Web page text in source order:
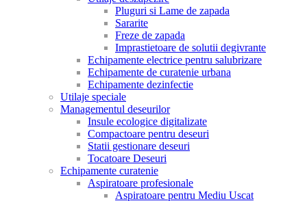
Pluguri si Lame de zapada
Sararite
Freze de zapada
Imprastietoare de solutii degivrante
Echipamente electrice pentru salubrizare
Echipamente de curatenie urbana
Echipamente dezinfectie
Utilaje speciale
Managementul deseurilor
Insule ecologice digitalizate
Compactoare pentru deseuri
Statii gestionare deseuri
Tocatoare Deseuri
Echipamente curatenie
Aspiratoare profesionale
Aspiratoare pentru Mediu Uscat